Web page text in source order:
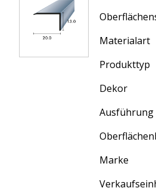
Materialart
Produkttyp
Dekor
Ausführung
Marke